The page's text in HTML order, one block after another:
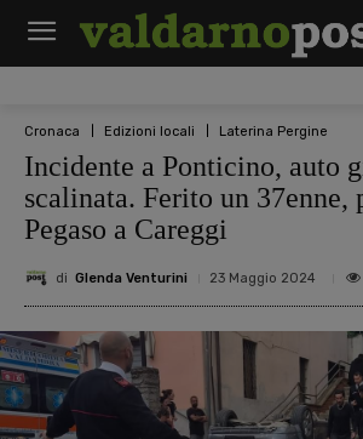
Cronaca Edizioni locali Laterina Pergine
Incidente a Ponticino, auto
scalinata. Ferito un 37enne,
Pegaso a Careggi
di Glenda Venturini 23 Maggio 2024